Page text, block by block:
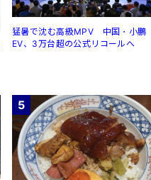
猛暑で沈む高級MPV 中国・小鵬
EV、3万台超の公式リコールへ
5